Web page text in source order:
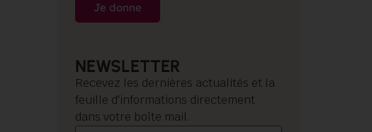
Je donne
NEWSLETTER
Recevez les dernières actualités et la
feuille d'informations directement
dans votre boîte mail.